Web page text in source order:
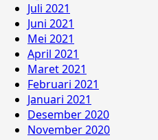
Juli 2021
Juni 2021
Mei 2021
April 2021
Maret 2021
Februari 2021
Januari 2021
Desember 2020
November 2020